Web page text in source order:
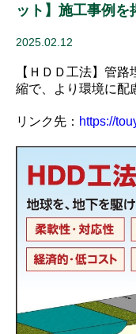
ット】施工事例を
2025.02.12
【ＨＤＤ工法】管
縮で、より環境に配
リンク先： https://